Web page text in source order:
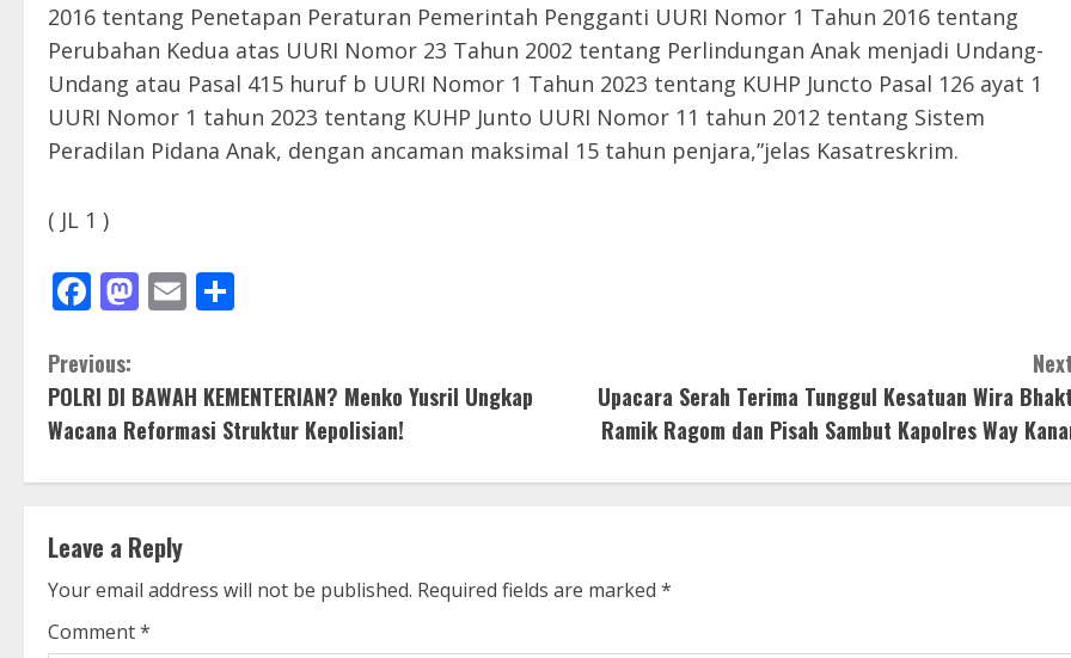
2016 tentang Penetapan Peraturan Pemerintah Pengganti UURI Nomor 1 Tahun 2016 tentang
Perubahan Kedua atas UURI Nomor 23 Tahun 2002 tentang Perlindungan Anak menjadi Undang-
Undang atau Pasal 415 huruf b UURI Nomor 1 Tahun 2023 tentang KUHP Juncto Pasal 126 ayat 1
UURI Nomor 1 tahun 2023 tentang KUHP Junto UURI Nomor 11 tahun 2012 tentang Sistem
Peradilan Pidana Anak, dengan ancaman maksimal 15 tahun penjara,”jelas Kasatreskrim.
( JL 1 )
Facebook
Mastodon
Email
C
o
n
i
n
Previous:
POLRI DI BAWAH KEMENTERIAN? Menko Yusril Ungkap
Wacana Reformasi Struktur Kepolisian!
Upacara Serah Terima Tunggul Kesatuan Wira
Ramik Ragom dan Pisah Sambut Kapolres Way
Leave a Reply
Your email address will not be published. Required fields are marked *
Comment*